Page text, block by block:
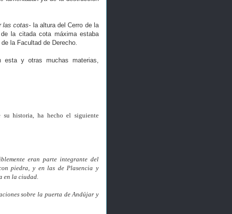
las cotas- la altura del Cerro de la
la citada cota máxima estaba
la Facultad de Derecho.
esta y otras muchas materias,
historia, ha hecho el siguiente
eran parte integrante del
piedra, y en las de Plasencia y
en la ciudad.
sobre la puerta de Andújar y